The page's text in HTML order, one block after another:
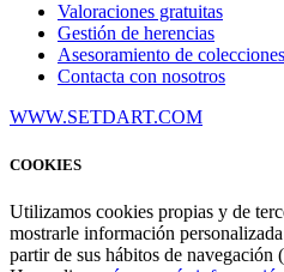
Valoraciones gratuitas
Gestión de herencias
Asesoramiento de colecciones
Contacta con nosotros
WWW.SETDART.COM
COOKIES
Utilizamos cookies propias y de
mostrarle información
partir de sus hábitos de navegación